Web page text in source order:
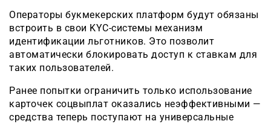
Операторы букмекерских платформ будут обязаны
встроить в свои KYC-системы механизм
идентификации льготников. Это позволит
автоматически блокировать доступ к ставкам для
таких пользователей.
Ранее попытки ограничить только использование
карточек соцвыплат оказались неэффективными —
средства теперь поступают на универсальные